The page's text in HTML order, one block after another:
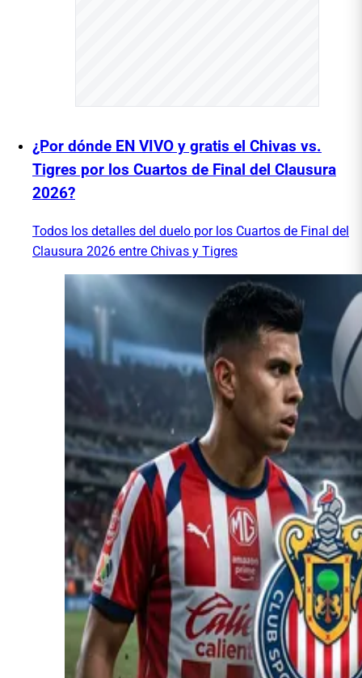
¿Por dónde EN VIVO y gratis el Chivas vs.
Tigres por los Cuartos de Final del Clausura
2026?
Todos los detalles del duelo por los Cuartos de Final del
Clausura 2026 entre Chivas y Tigres